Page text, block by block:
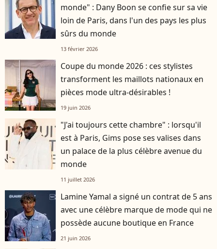
monde" : Dany Boon se confie sur sa vie
loin de Paris, dans l'un des pays les plus
sûrs du monde
13 février 2026
Coupe du monde 2026 : ces stylistes
transforment les maillots nationaux en
pièces mode ultra-désirables !
19 juin 2026
"J'ai toujours cette chambre" : lorsqu'il
est à Paris, Gims pose ses valises dans
un palace de la plus célèbre avenue du
monde
11 juillet 2026
Lamine Yamal a signé un contrat de 5 ans
avec une célèbre marque de mode qui ne
possède aucune boutique en France
21 juin 2026